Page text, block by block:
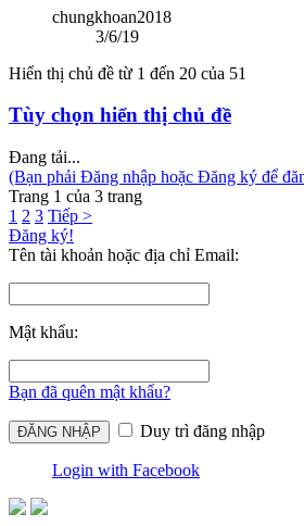
chungkhoan2018
3/6/19
Hiển thị chủ đề từ 1 đến 20 của 51
Tùy chọn hiển thị chủ đề
Đang tải...
(Bạn phải Đăng nhập hoặc Đăng ký để
Trang 1 của 3 trang
1 2 3 Tiếp >
Đăng ký!
Tên tài khoản hoặc địa chỉ Email:
Mật khẩu:
Bạn đã quên mật khẩu?
Duy trì đăng nhập
Login with Facebook